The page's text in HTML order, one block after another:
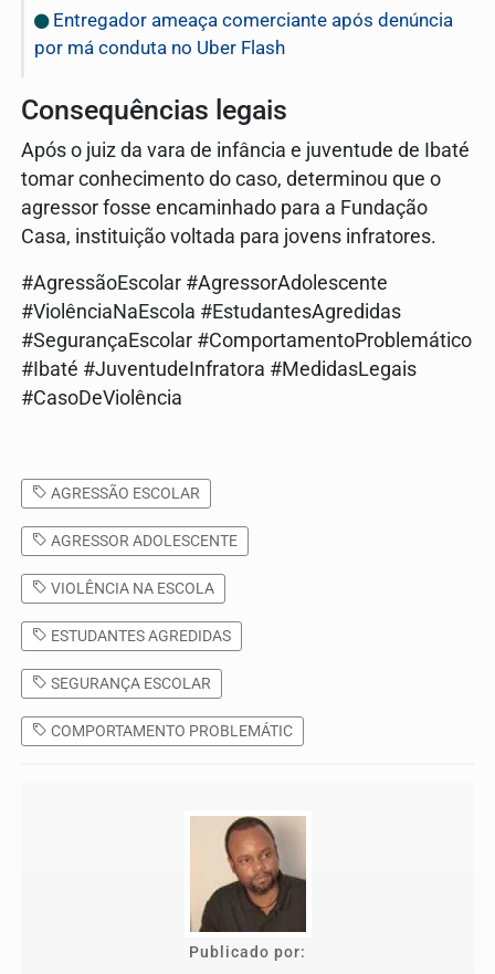
Entregador ameaça comerciante após denúncia
por má conduta no Uber Flash
Consequências legais
Após o juiz da vara de infância e juventude de Ibaté
tomar conhecimento do caso, determinou que o
agressor fosse encaminhado para a Fundação
Casa, instituição voltada para jovens infratores.
#AgressãoEscolar #AgressorAdolescente
#ViolênciaNaEscola #EstudantesAgredidas
#SegurançaEscolar #ComportamentoProblemático
#Ibaté #JuventudeInfratora #MedidasLegais
#CasoDeViolência
AGRESSÃO ESCOLAR
AGRESSOR ADOLESCENTE
VIOLÊNCIA NA ESCOLA
ESTUDANTES AGREDIDAS
SEGURANÇA ESCOLAR
COMPORTAMENTO PROBLEMÁTIC
Publicado por: